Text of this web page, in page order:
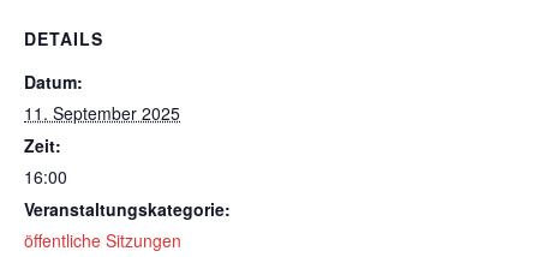
DETAILS
Datum:
11. September 2025
Zeit:
16:00
Veranstaltungskategorie:
öffentliche Sitzungen